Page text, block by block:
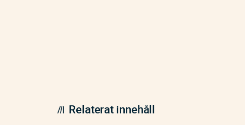
Relaterat innehåll